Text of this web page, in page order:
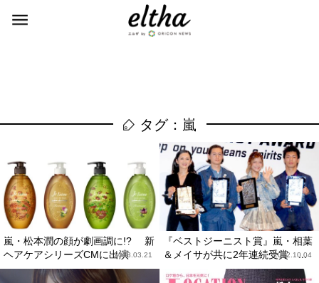
タグ：嵐
嵐・松本潤の顔が劇画調に!? 新
ヘアケアシリーズCMに出演2013.03.21
『ベストジーニスト賞』嵐・相葉
＆メイサが共に2年連続受賞 ...
2012.10.04